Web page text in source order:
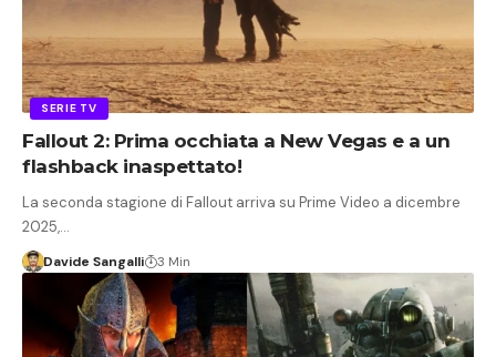
SERIE TV
Fallout 2: Prima occhiata a New Vegas e a un
flashback inaspettato!
La seconda stagione di Fallout arriva su Prime Video a dicembre
2025,…
Davide Sangalli 3 Min